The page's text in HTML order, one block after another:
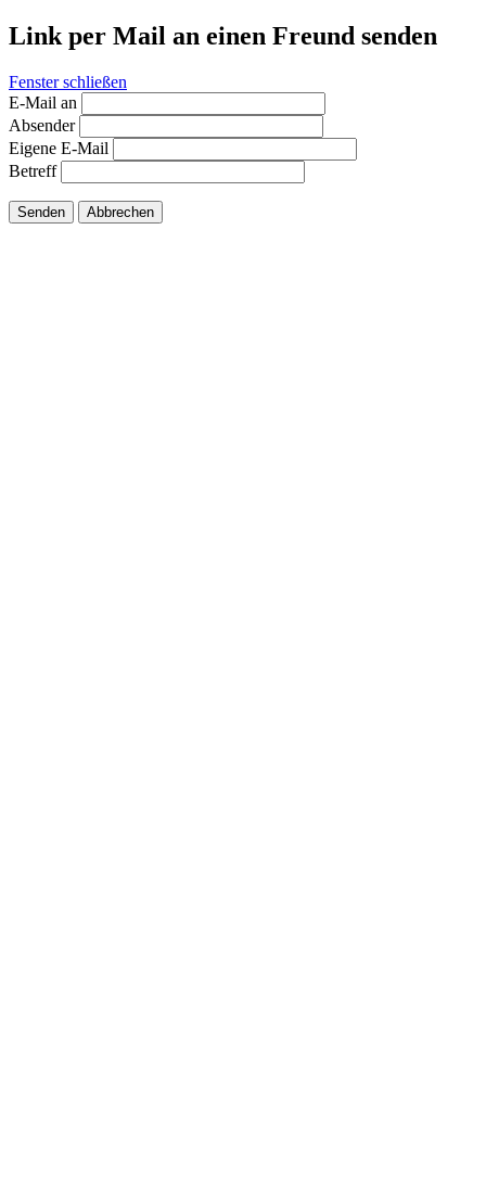
Link per Mail an einen Freund senden
Fenster schließen
E-Mail an
Absender
Eigene E-Mail
Betreff
Senden Abbrechen